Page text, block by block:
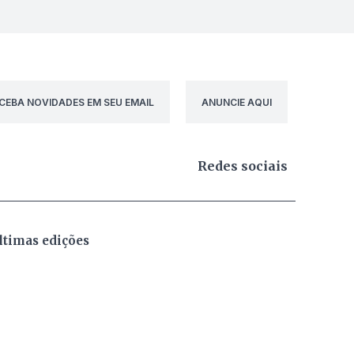
NOVIDADES EM SEU EMAIL ANUNCIE AQUI
Redes sociais
edições